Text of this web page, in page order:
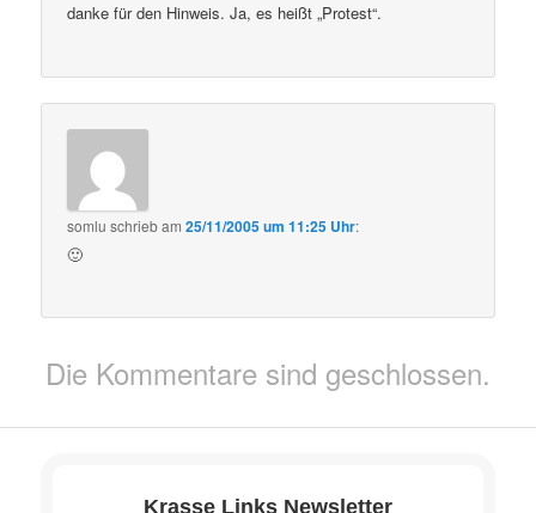
danke für den Hinweis. Ja, es heißt „Protest“.
somlu schriebam25/11/2005 um 11:25 Uhr:
🙂
Die Kommentare sind geschlossen.
Krasse Links Newsletter